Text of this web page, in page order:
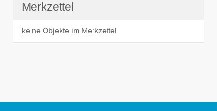
Merkzettel
keine Objekte im Merkzettel